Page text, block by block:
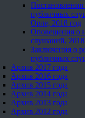
Постановления
публичных
Орле, 2018 год
Оповещения о
слушаний,
Заключения о
публичных
Архив 2017 года
Архив 2016 года
Архив 2015 года
Архив 2014 года
Архив 2013 года
Архив 2012 года